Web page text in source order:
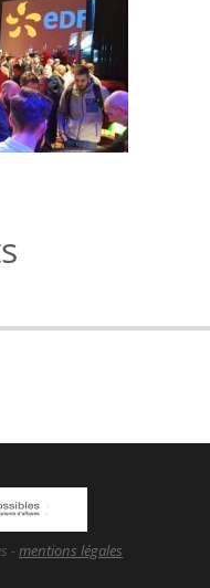
-mentions légales